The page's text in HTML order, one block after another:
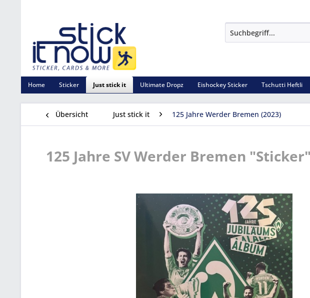
Home Sticker Just stick it Ultimate Dropz Eishockey Sticker Tschutti Heftli
Übersicht Just stick it 125 Jahre Werder Bremen (2023)
125 Jahre SV Werder Bremen